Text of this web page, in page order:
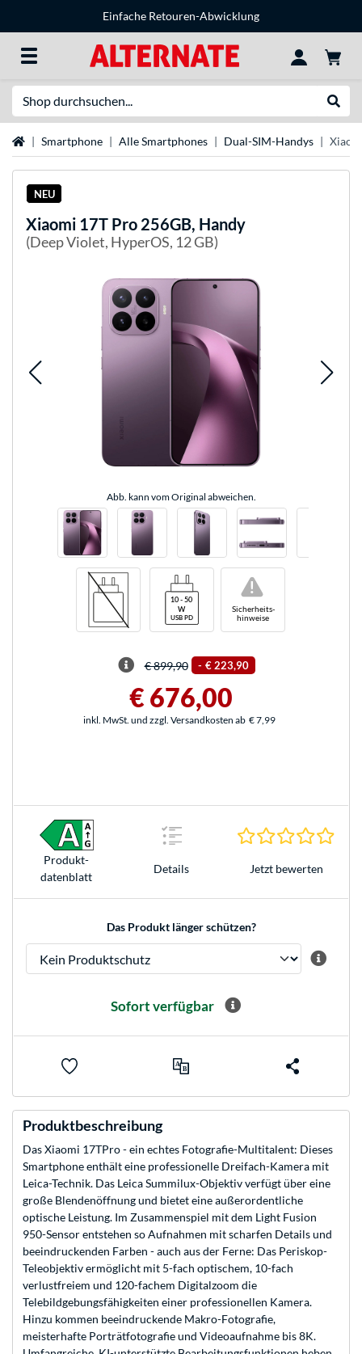
Einfache Retouren-Abwicklung
StartseiteSmartphone Alle Smartphones Dual-SIM-Handys
NEU
Xiaomi 17T Pro 256GB, Handy
(Deep Violet, HyperOS, 12 GB)
Abb. kann vom Original abweichen.
Sicherheits-
hinweise
!
€ 899,90 - € 223,90
€ 676,00
inkl. MwSt. und zzgl. Versandkosten ab € 7,99
Produkt­
datenblatt
Details Jetzt bewerten
Das Produkt länger schützen?
Sofort verfügbar
Produktbeschreibung
Das Xiaomi 17TPro - ein echtes Fotografie-Multitalent: Dieses
Smartphone enthält eine professionelle Dreifach-Kamera mit
Leica-Technik. Das Leica Summilux-Objektiv verfügt über eine
große Blendenöffnung und bietet eine außerordentliche
optische Leistung. Im Zusammenspiel mit dem Light Fusion
950-Sensor entstehen so Aufnahmen mit scharfen Details und
beeindruckenden Farben - auch aus der Ferne: Das Periskop-
Teleobjektiv ermöglicht mit 5-fach optischem, 10-fach
verlustfreiem und 120-fachem Digitalzoom die
Telebildgebungsfähigkeiten einer professionellen Kamera.
Hinzu kommen beeindruckende Makro-Fotografie,
meisterhafte Porträtfotografie und Videoaufnahme bis 8K.